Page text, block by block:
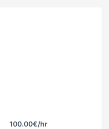
100.00€/hr